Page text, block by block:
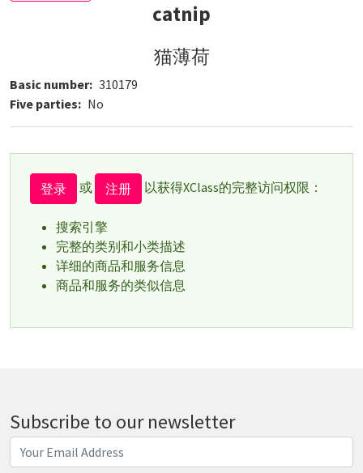
catnip
猫薄荷
Basic number 310179
Five parties
No
登录 或 注册 以获得XClass的完整访问权限：
搜索引擎
完整的类别和小类描述
详细的商品和服务信息
商品和服务的类似信息
Subscribe to our newsletter